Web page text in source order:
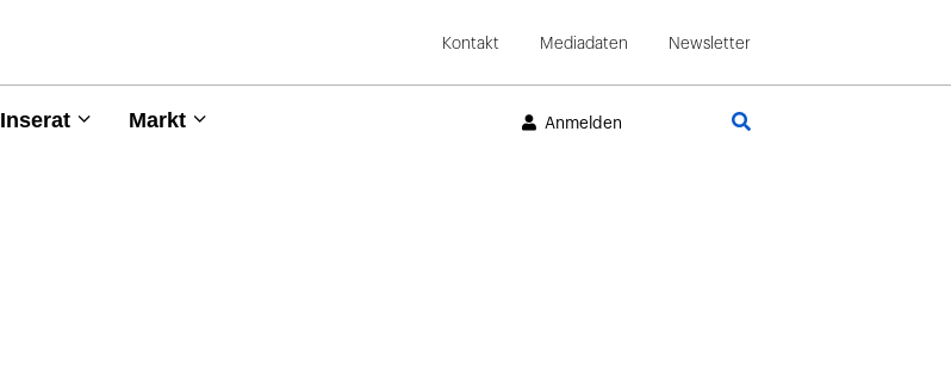
Kontakt Mediadaten Newsletter
Inserat Markt Anmelden